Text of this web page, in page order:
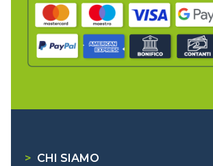
> CHI SIAMO